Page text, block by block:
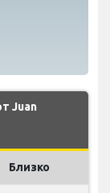
Juan
Близко